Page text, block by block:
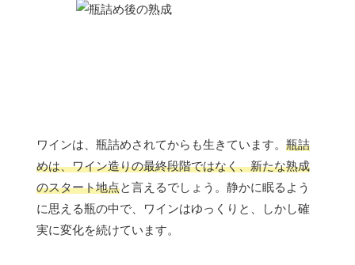
ワインは、瓶詰めされてからも生きています。 瓶詰
めは、ワイン造りの最終段階ではなく、新たな熟成
のスタート地点と言えるでしょう。静かに眠るよう
に思える瓶の中で、ワインはゆっくりと、しかし確
実に変化を続けています。